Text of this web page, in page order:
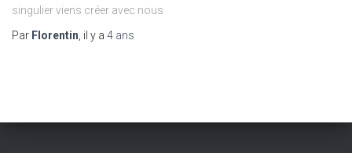
singulier viens créer avec nous
Par Florentin , il y a 4 ans